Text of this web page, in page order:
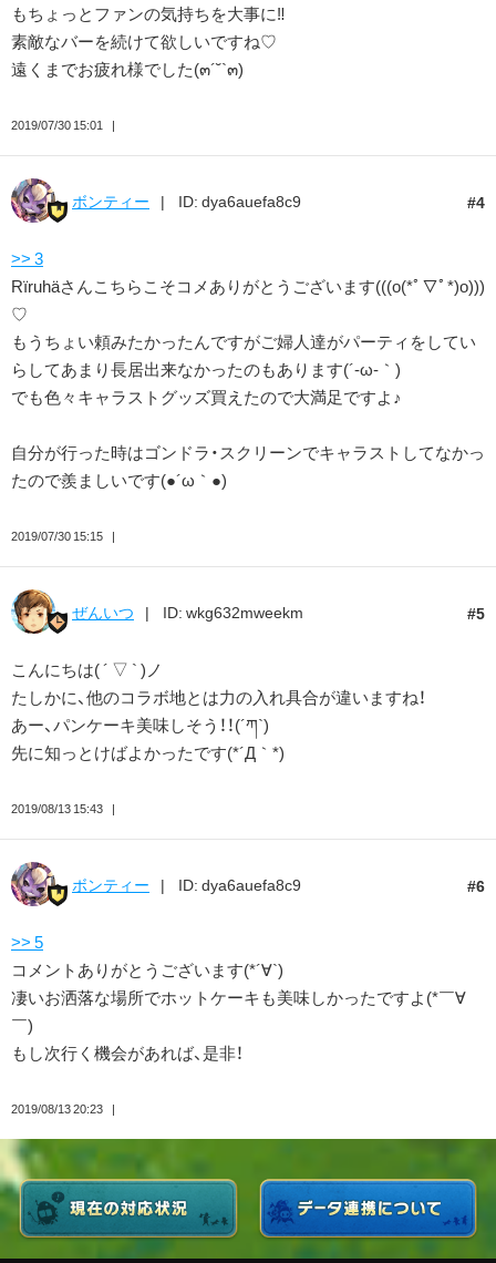
もちょっとファンの気持ちを大事に‼
素敵なバーを続けて欲しいですね♡
遠くまでお疲れ様でした(๓´˘`๓)
2019/07/30 15:01
4
ボンティー ID: dya6auefa8c9
>> 3
Rïruhäさんこちらこそコメありがとうございます(((o(*ﾟ▽ﾟ*)o)))
♡
もうちょい頼みたかったんですがご婦人達がパーティをしてい
らしてあまり長居出来なかったのもあります(´-ω-｀)
でも色々キャラストグッズ買えたので大満足ですよ♪
自分が行った時はゴンドラ・スクリーンでキャラストしてなかっ
たので羨ましいです(●´ω｀●)
2019/07/30 15:15
5
ぜんいつ ID: wkg632mweekm
こんにちは( ´ ▽ ` )ノ
たしかに、他のコラボ地とは力の入れ具合が違いますね！
あー、パンケーキ美味しそう！！(´ཀ`)
先に知っとけばよかったです(*´Д｀*)
2019/08/13 15:43
6
ボンティー ID: dya6auefa8c9
>> 5
コメントありがとうございます(*´∀`)
凄いお洒落な場所でホットケーキも美味しかったですよ(*￣∀
￣)
もし次行く機会があれば、是非！
2019/08/13 20:23